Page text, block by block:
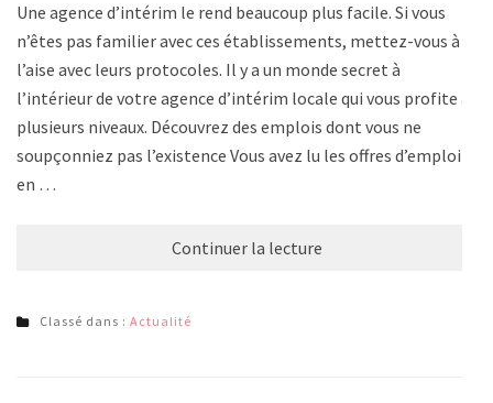
Une agence d’intérim le rend beaucoup plus facile. Si vous
n’êtes pas familier avec ces établissements, mettez-vous à
l’aise avec leurs protocoles. Il y a un monde secret à
l’intérieur de votre agence d’intérim locale qui vous profite à
plusieurs niveaux. Découvrez des emplois dont vous ne
soupçonniez pas l’existence Vous avez lu les offres d’emploi
en …
Continuer la lecture
Classé dans : Actualité